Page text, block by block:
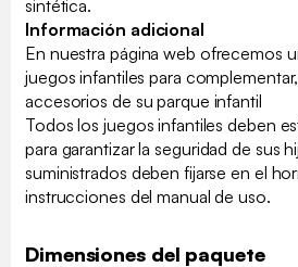
sintética.
Información adicional
En nuestra página web ofrecemos
juegos infantiles para
accesorios de su parque infantil
Todos los juegos infantiles deben
para garantizar la seguridad de sus
suministrados deben fijarse en el
instrucciones del manual de uso.
Dimensiones del paquete